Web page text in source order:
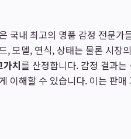
국내 최고의 명품 감정 전문가
, 모델, 연식, 상태는 물론 시장
가치를 산정합니다. 감정 결과는
이해할 수 있습니다. 이는 판매